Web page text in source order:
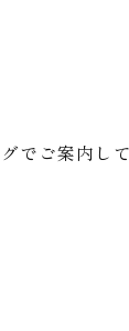
でご案内し